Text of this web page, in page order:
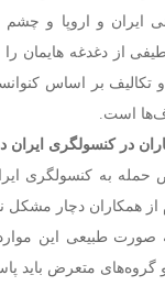
ایران و اروپا و
از دغدغه هایمان
تکالیف بر اساس
است.
در کنسولگری
حمله به کنسولگری
از همکاران دچار
صورت طبیعی این
متعرض باید